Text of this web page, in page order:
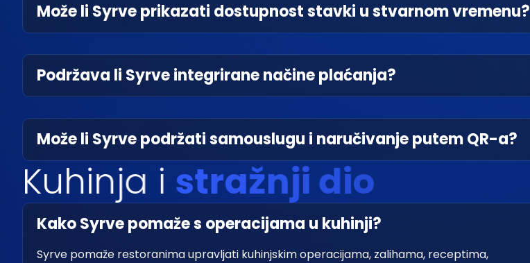
Može li Syrve prikazati dostupnost stavki u stvarnom vremenu?
Podržava li Syrve integrirane načine plaćanja?
Može li Syrve podržati samouslugu i naručivanje putem QR-a?
Kuhinja i stražnji dio
Kako Syrve pomaže s operacijama u kuhinji?
Syrve pomaže restoranima upravljati kuhinjskim operacijama, zalihama, receptima,